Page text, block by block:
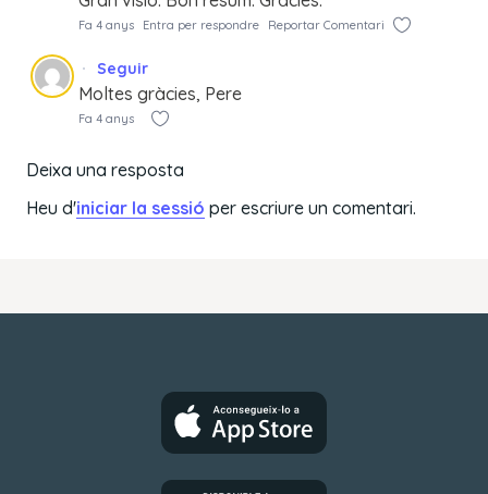
Fa 4 anys Entra per respondre Reportar Comentari
Seguir
Moltes gràcies, Pere
Fa 4 anys
Deixa una resposta
Heu d'iniciar la sessió per escriure un comentari.